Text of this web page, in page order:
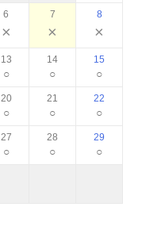
6
×
7
×
8
×
13
○
14
○
15
○
20
○
21
○
22
○
27
○
28
○
29
○